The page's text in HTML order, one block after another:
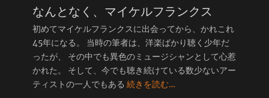
なんとなく、マイケルフランクス
初めてマイケルフランクスに出会ってから、かれこれ
45年になる。 当時の筆者は、洋楽ばかり聴く少年だ
ったが、 その中でも異色のミュージシャンとして心惹
かれた。 そして、今でも聴き続けている数少ないアー
ティストの一人でもある 続きを読む…